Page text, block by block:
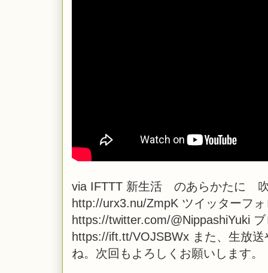
via IFTTT新生活 のあらかたに 吹
http://urx3.nu/ZmpK ツイッターフ
https://twitter.com/@NippashiYuki
https://ift.tt/VOJSBWx また、生放
ね。次回もよろしくお願いします